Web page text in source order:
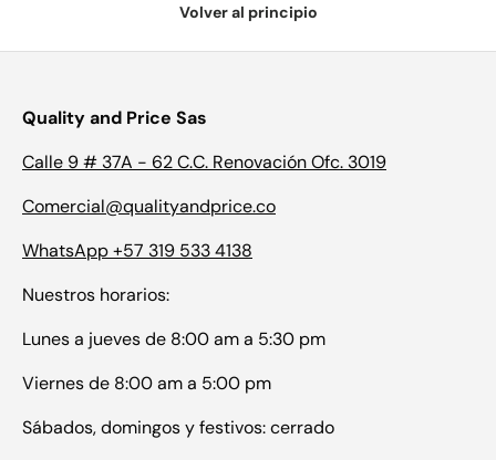
Volver al principio
Quality and Price Sas
Calle 9 # 37A - 62 C.C. Renovación Ofc. 3019
Comercial@qualityandprice.co
WhatsApp +57 319 533 4138
Nuestros horarios:
Lunes a jueves de 8:00 am a 5:30 pm
Viernes de 8:00 am a 5:00 pm
Sábados, domingos y festivos: cerrado